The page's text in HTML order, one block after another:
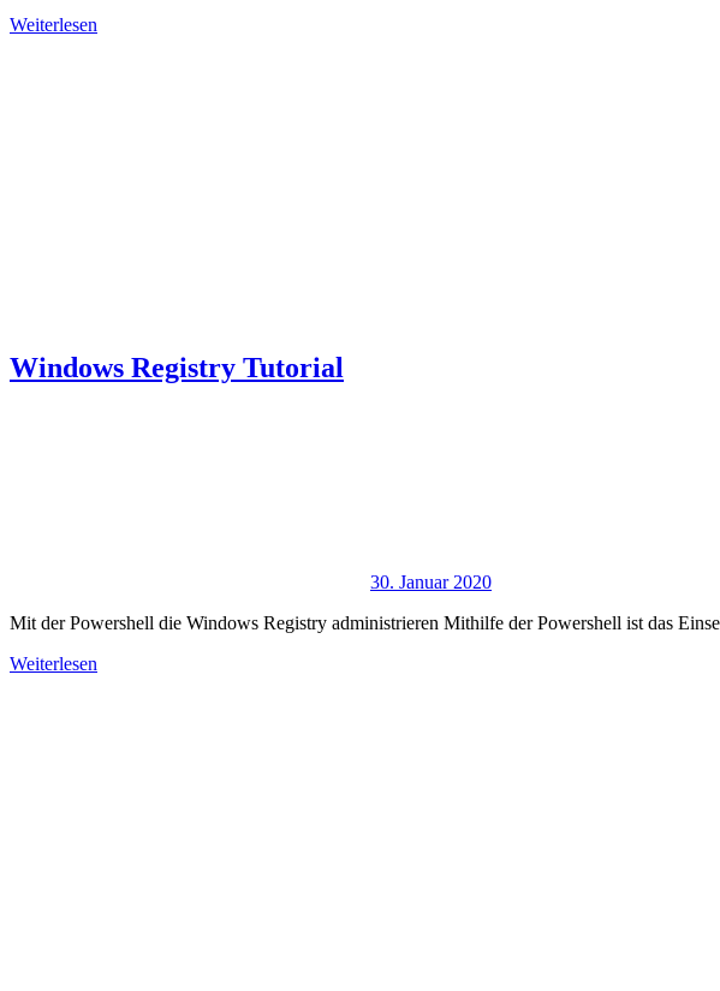
Weiterlesen
Windows Registry Tutorial
30. Januar 2020
Mit der Powershell die Windows Registry administrieren Mithilfe der Powershell ist das
Weiterlesen